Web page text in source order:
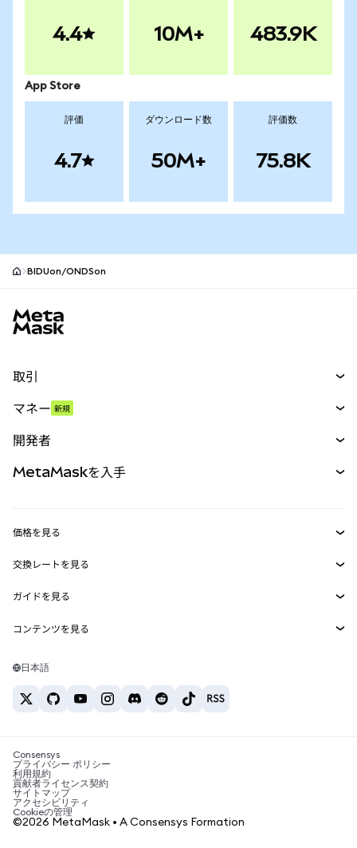
4.4 10M+ 483.9K
App Store
評価
4.7
ダウンロード数
50M+
評価数
75.8K
BIDUon/ONDSon
取引
パーペチュアル
RWA
マネー 新規
開発者
MetaMask Connect
Snaps
Web3サービス
MetaMaskを入手
セキュリティ
サポート
キャリア
お問い合わせ
価格を見る
イーサリアムの価格
Solanaの価格
Tetherの価格
交換レートを見る
ETH→USD
USDT→INR
BTC→INR
ETH→USDT
ガイドを見る
ETHの購入
USDTの購入
SHIBの購入
BNBの購入
コンテンツを見る
Solanaウォレット
税制関連ニュース
暗号資産の購入方法は？
ビットコインを売るには？
日本語
Consensys
プライバシー ポリシー
利用規約
貢献者ライセンス契約
サイトマップ
アクセシビリティ
Cookieの管理
©2026 MetaMask • A Consensys Formation